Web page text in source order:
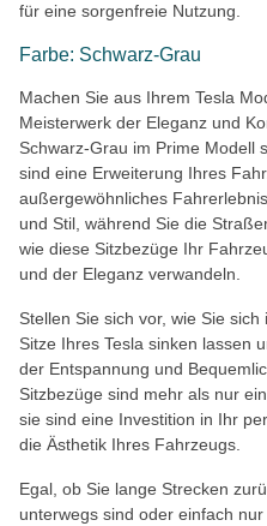
für eine sorgenfreie Nutzung.
Farbe: Schwarz-Grau
Machen Sie aus Ihrem Tesla
Meisterwerk der Eleganz und
Schwarz-Grau im Prime Modell
sind eine Erweiterung Ihres
außergewöhnliches
und Stil, während Sie die
wie diese Sitzbezüge Ihr
und der Eleganz verwandeln.
Stellen Sie sich vor, wie Sie
Sitze Ihres Tesla sinken lassen
der Entspannung und
Sitzbezüge sind mehr als nur
sie sind eine Investition in Ihr
die Ästhetik Ihres Fahrzeugs.
Egal, ob Sie lange Strecken
unterwegs sind oder einfach